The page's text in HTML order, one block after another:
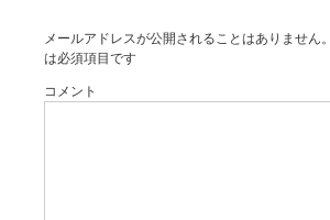
メールアドレスが公開されることはありません。
は必須項目です
コメント